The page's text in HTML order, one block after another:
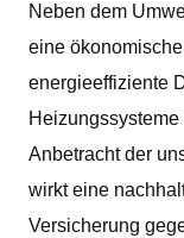
Neben dem
eine
energieeffiziente
Anbetracht der
wirkt eine
Versicherung